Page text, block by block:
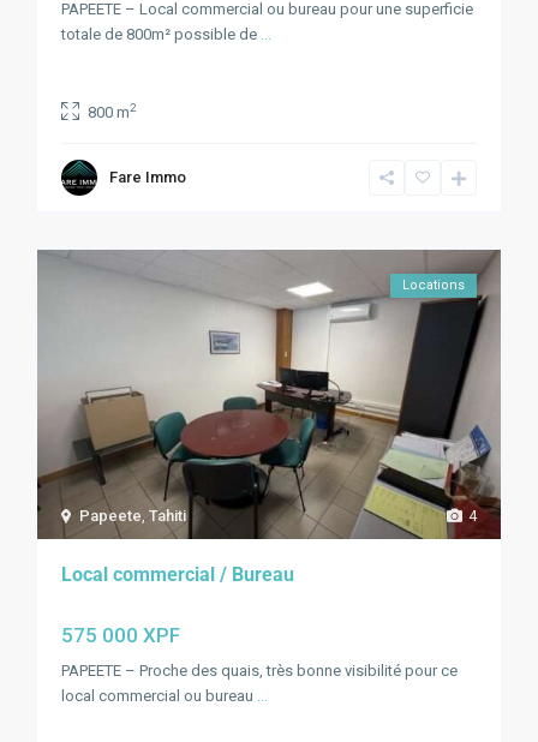
PAPEETE – Local commercial ou bureau pour une superficie
totale de 800m² possible de ...
800 m2
Fare Immo
4
Papeete,Tahiti
Locations
Local commercial / Bureau
575 000 XPF
PAPEETE – Proche des quais, très bonne visibilité pour ce
local commercial ou bureau ...